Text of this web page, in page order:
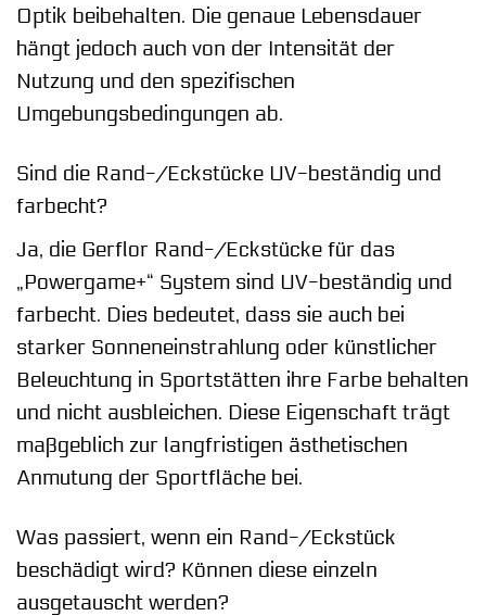
Optik beibehalten. Die genaue Lebensdauer
hängt jedoch auch von der Intensität der
Nutzung und den spezifischen
Umgebungsbedingungen ab.
Sind die Rand-/Eckstücke UV-beständig und
farbecht?
Ja, die Gerflor Rand-/Eckstücke für das
„Powergame+“ System sind UV-beständig und
farbecht. Dies bedeutet, dass sie auch bei
starker Sonneneinstrahlung oder künstlicher
Beleuchtung in Sportstätten ihre Farbe behalten
und nicht ausbleichen. Diese Eigenschaft trägt
maßgeblich zur langfristigen ästhetischen
Anmutung der Sportfläche bei.
Was passiert, wenn ein Rand-/Eckstück
beschädigt wird? Können diese einzeln
ausgetauscht werden?